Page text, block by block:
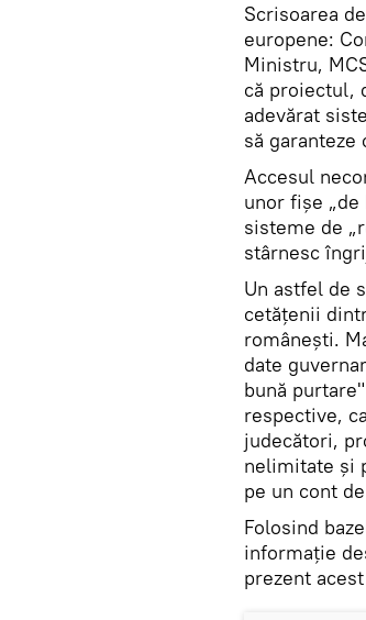
Scrisoarea
europene:
Ministru,
că proiectul,
adevărat
să
Accesul
unor fișe
sisteme de
stârnesc
Un astfel de
cetățenii
românești.
date
bună
respective,
judecători,
nelimitate și
pe un cont
Folosind
informație
prezent